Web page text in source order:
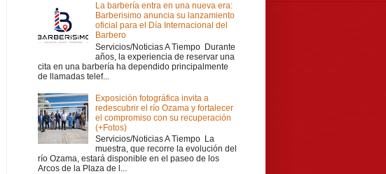
La barbería entra en una nueva era:
Barberisimo anuncia su lanzamiento
oficial para el Día Internacional del
Barbero
Servicios/Noticias A Tiempo Durante
años, la experiencia de reservar una
cita en una barbería ha dependido principalmente
de llamadas telef...
Exposición fotográfica invita a
redescubrir el río Ozama y fortalecer
el compromiso con su recuperación
(+Fotos)
Servicios/Noticias A Tiempo La
muestra, que recorre la evolución del
río Ozama, estará disponible en el paseo de los
Arcos de la Plaza de l...